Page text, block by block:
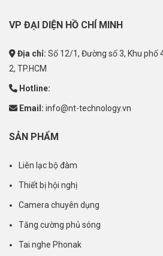
VP ĐẠI DIỆN HỒ CHÍ MINH
Địa chỉ: Số 12/1, Đường số 3, Khu phố
2, TP.HCM
Hotline:
Email: info@nt-technology.vn
SẢN PHẨM
Liên lạc bộ đàm
Thiết bị hội nghị
Camera chuyên dụng
Tăng cường phủ sóng
Tai nghe Phonak